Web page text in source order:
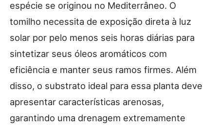
espécie se originou no Mediterrâneo. O
tomilho necessita de exposição direta à luz
solar por pelo menos seis horas diárias para
sintetizar seus óleos aromáticos com
eficiência e manter seus ramos firmes. Além
disso, o substrato ideal para essa planta deve
apresentar características arenosas,
garantindo uma drenagem extremamente